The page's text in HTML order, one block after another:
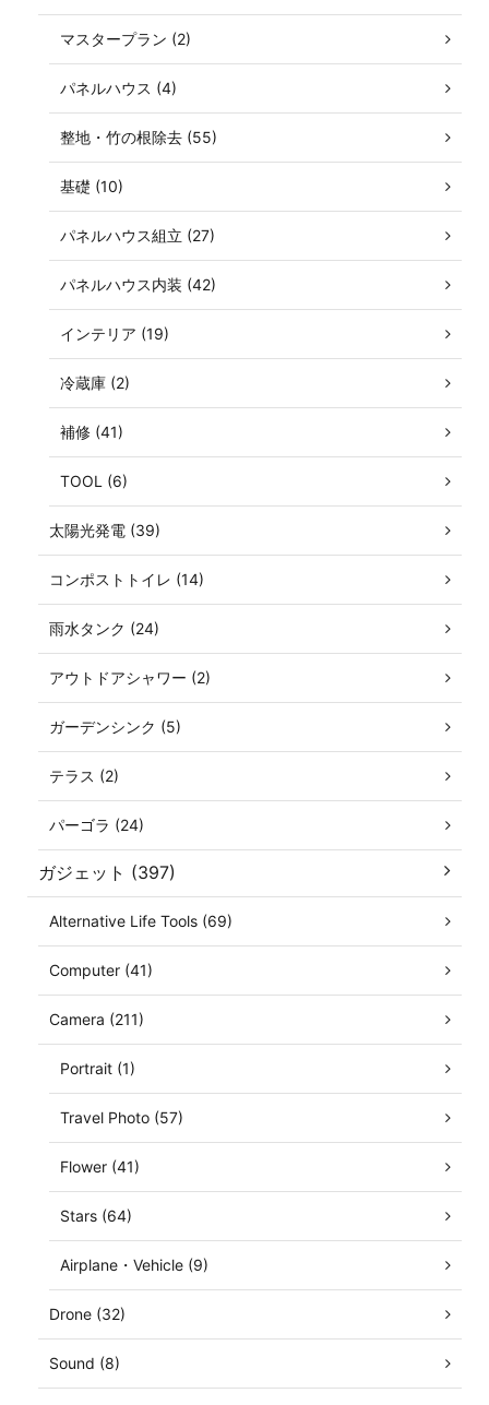
マスタープラン (2)
パネルハウス (4)
整地・竹の根除去 (55)
基礎 (10)
パネルハウス組立 (27)
パネルハウス内装 (42)
インテリア (19)
冷蔵庫 (2)
補修 (41)
TOOL (6)
太陽光発電 (39)
コンポストトイレ (14)
雨水タンク (24)
アウトドアシャワー (2)
ガーデンシンク (5)
テラス (2)
パーゴラ (24)
ガジェット (397)
Alternative Life Tools (69)
Computer (41)
Camera (211)
Portrait (1)
Travel Photo (57)
Flower (41)
Stars (64)
Airplane・Vehicle (9)
Drone (32)
Sound (8)